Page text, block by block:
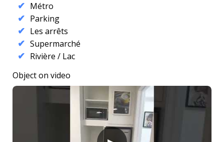
Métro
Parking
Les arrêts
Supermarché
Rivière / Lac
Object on video